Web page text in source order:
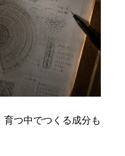
つ中でつくる成分も